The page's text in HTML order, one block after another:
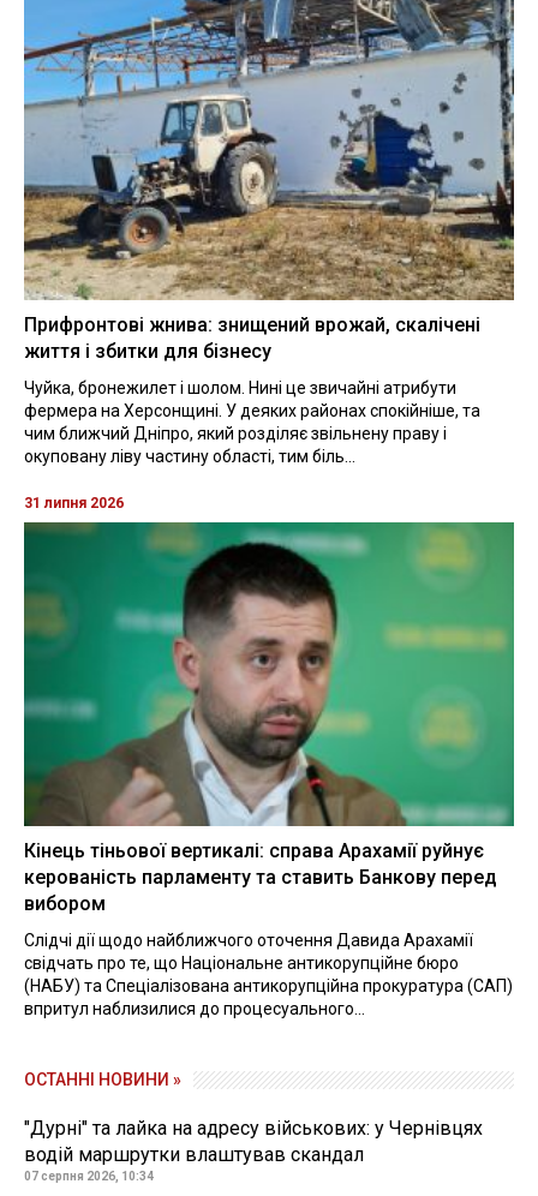
Прифронтові жнива: знищений врожай, скалічені
життя і збитки для бізнесу
Чуйка, бронежилет і шолом. Нині це звичайні атрибути
фермера на Херсонщині. У деяких районах спокійніше, та
чим ближчий Дніпро, який розділяє звільнену праву і
окуповану ліву частину області, тим біль...
31 липня 2026
Кінець тіньової вертикалі: справа Арахамії руйнує
керованість парламенту та ставить Банкову перед
вибором
Слідчі дії щодо найближчого оточення Давида Арахамії
свідчать про те, що Національне антикорупційне бюро
(НАБУ) та Спеціалізована антикорупційна прокуратура (САП)
впритул наблизилися до процесуального...
ОСТАННІ НОВИНИ »
"Дурні" та лайка на адресу військових: у Чернівцях
водій маршрутки влаштував скандал
07 серпня 2026, 10:34